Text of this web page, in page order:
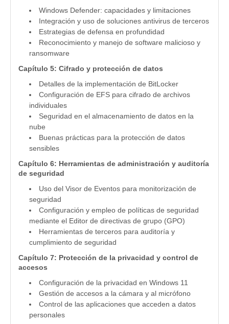
Windows Defender: capacidades y limitaciones
Integración y uso de soluciones antivirus de terceros
Estrategias de defensa en profundidad
Reconocimiento y manejo de software malicioso y
ransomware
Capítulo 5: Cifrado y protección de datos
Detalles de la implementación de BitLocker
Configuración de EFS para cifrado de archivos
individuales
Seguridad en el almacenamiento de datos en la
nube
Buenas prácticas para la protección de datos
sensibles
Capítulo 6: Herramientas de administración y auditoría
de seguridad
Uso del Visor de Eventos para monitorización de
seguridad
Configuración y empleo de políticas de seguridad
mediante el Editor de directivas de grupo (GPO)
Herramientas de terceros para auditoría y
cumplimiento de seguridad
Capítulo 7: Protección de la privacidad y control de
accesos
Configuración de la privacidad en Windows 11
Gestión de accesos a la cámara y al micrófono
Control de las aplicaciones que acceden a datos
personales